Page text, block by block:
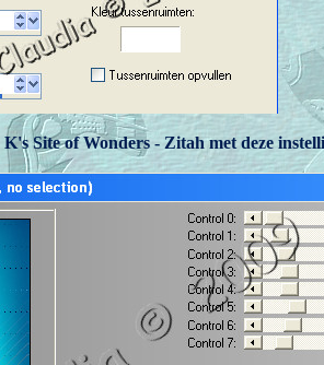
Site of Wonders - Zitah met deze